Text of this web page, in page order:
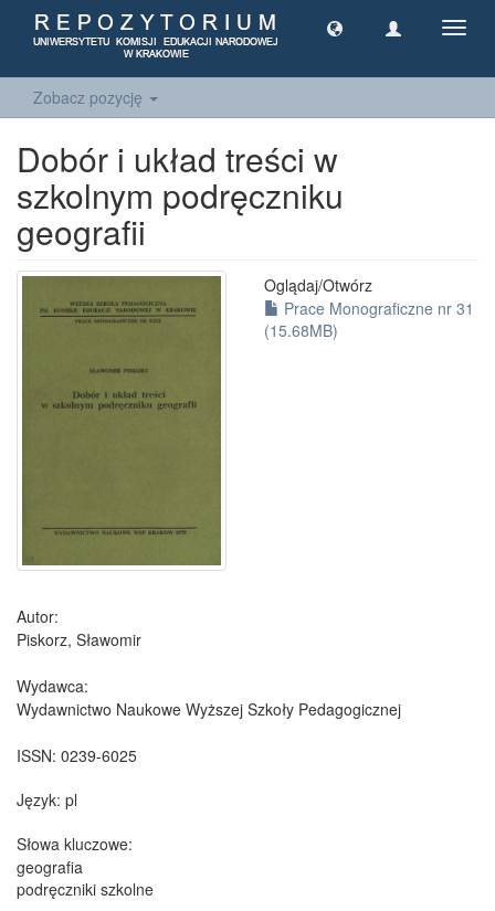
Zobacz pozycję
Dobór i układ treści w
szkolnym podręczniku
geografii
Oglądaj/Otwórz
Prace Monograficzne nr 31
(15.68MB)
Autor:
Piskorz, Sławomir
Wydawca:
Wydawnictwo Naukowe Wyższej Szkoły Pedagogicznej
ISSN: 0239-6025
Język: pl
Słowa kluczowe:
geografia
podręczniki szkolne